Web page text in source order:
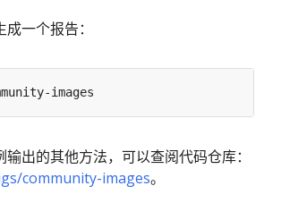
一个报告：
出的其他方法，可以查阅代码仓库：
community-images。